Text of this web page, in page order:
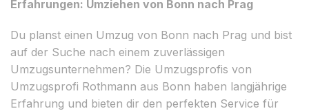
Erfahrungen: Umziehen von Bonn nach Prag
Du planst einen Umzug von Bonn nach Prag und bist
auf der Suche nach einem zuverlässigen
Umzugsunternehmen? Die Umzugsprofis von
Umzugsprofi Rothmann aus Bonn haben langjährige
Erfahrung und bieten dir den perfekten Service für